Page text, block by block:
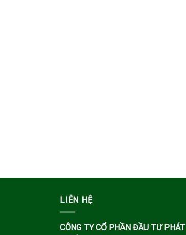
LIÊN HỆ
CÔNG TY CỔ PHẦN ĐẦU TƯ PHÁT